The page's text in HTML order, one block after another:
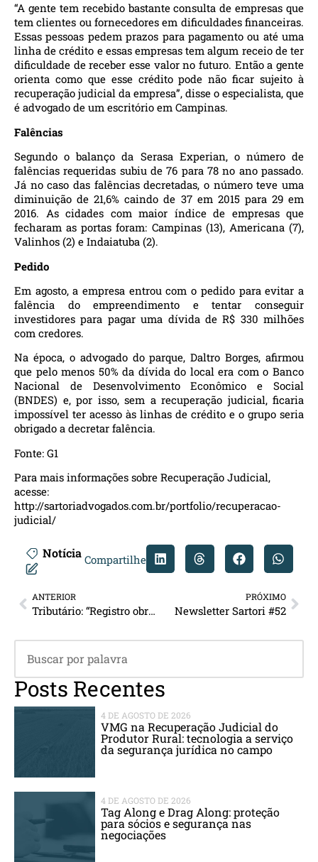
“A gente tem recebido bastante consulta de empresas que
tem clientes ou fornecedores em dificuldades financeiras.
Essas pessoas pedem prazos para pagamento ou até uma
linha de crédito e essas empresas tem algum receio de ter
dificuldade de receber esse valor no futuro. Então a gente
orienta como que esse crédito pode não ficar sujeito à
recuperação judicial da empresa”, disse o especialista, que
é advogado de um escritório em Campinas.
Falências
Segundo o balanço da Serasa Experian, o número de
falências requeridas subiu de 76 para 78 no ano passado.
Já no caso das falências decretadas, o número teve uma
diminuição de 21,6% caindo de 37 em 2015 para 29 em
2016. As cidades com maior índice de empresas que
fecharam as portas foram: Campinas (13), Americana (7),
Valinhos (2) e Indaiatuba (2).
Pedido
Em agosto, a empresa entrou com o pedido para evitar a
falência do empreendimento e tentar conseguir
investidores para pagar uma dívida de R$ 330 milhões
com credores.
Na época, o advogado do parque, Daltro Borges, afirmou
que pelo menos 50% da dívida do local era com o Banco
Nacional de Desenvolvimento Econômico e Social
(BNDES) e, por isso, sem a recuperação judicial, ficaria
impossível ter acesso às linhas de crédito e o grupo seria
obrigado a decretar falência.
Fonte: G1
Para mais informações sobre Recuperação Judicial,
acesse:
http://sartoriadvogados.com.br/portfolio/recuperacao-
judicial/
Notícia Compartilhe
ANTERIOR
Tributário: “Registro obrigatório nos Conselhos de Classe”
PRÓXIMO
Newsletter Sartori #52
Posts Recentes
4 DE AGOSTO DE 2026
VMG na Recuperação Judicial do
Produtor Rural: tecnologia a serviço
da segurança jurídica no campo
4 DE AGOSTO DE 2026
Tag Along e Drag Along: proteção
para sócios e segurança nas
negociações